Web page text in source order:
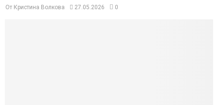
От Кристина Волкова 27.05.2026 0